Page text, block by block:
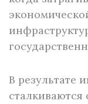
В результате